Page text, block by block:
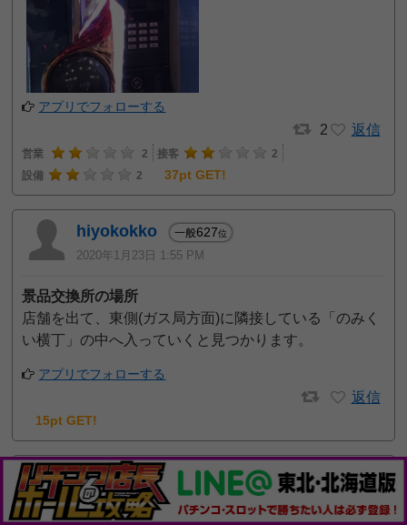
アプリでフォローする
2 返信
営業 2 接客
2
設備
2 37pt GET!
hiyokokko 一般627位
2020年1月23日 1:55 PM
景品交換所の場所
店舗を出て、東側(ガス局方面)に隣接している「のみく
い横丁」の中へ入っていくと見つかります。
アプリでフォローする
返信
15pt GET!
THE養分 予想屋
2020年1月14日 7:42 AM